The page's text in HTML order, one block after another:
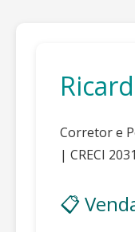
Corretor e
| CRECI
📋